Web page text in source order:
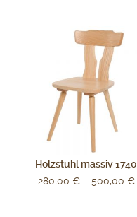
Holzstuhl massiv 1740
280,00 €– 500,00 €